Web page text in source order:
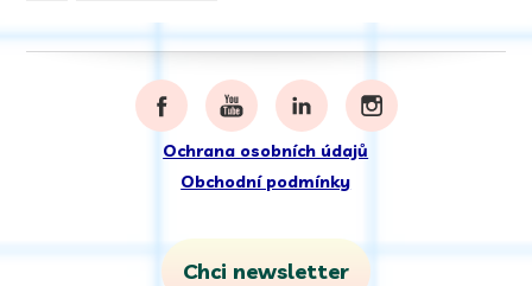
Ochrana osobních údajů
Obchodní podmínky
Chci newsletter